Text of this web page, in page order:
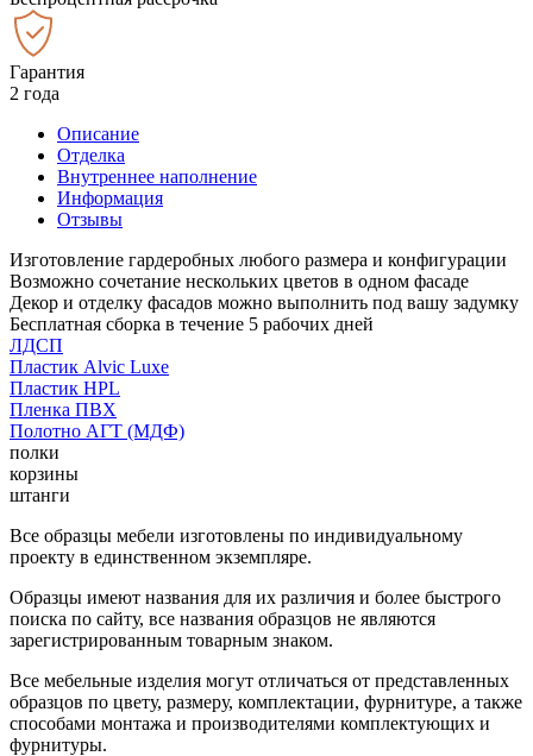
Гарантия
2 года
Описание
Отделка
Внутреннее наполнение
Информация
Отзывы
Изготовление гардеробных любого размера и конфигурации
Возможно сочетание нескольких цветов в одном фасаде
Декор и отделку фасадов можно выполнить под вашу задумку
Бесплатная сборка в течение 5 рабочих дней
ЛДСП
Пластик Alvic Luxe
Пластик HPL
Пленка ПВХ
Полотно АГТ (МДФ)
полки
корзины
штанги
Все образцы мебели изготовлены по индивидуальному
проекту в единственном экземпляре.
Образцы имеют названия для их различия и более быстрого
поиска по сайту, все названия образцов не являются
зарегистрированным товарным знаком.
Все мебельные изделия могут отличаться от представленных
образцов по цвету, размеру, комплектации, фурнитуре, а также
способами монтажа и производителями комплектующих и
фурнитуры.